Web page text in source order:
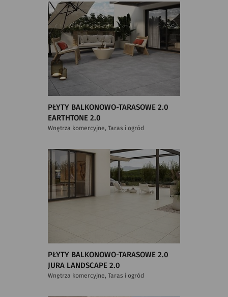
PŁYTY BALKONOWO-TARASOWE 2.0
EARTHTONE 2.0
Wnętrza komercyjne, Taras i ogród
PŁYTY BALKONOWO-TARASOWE 2.0
JURA LANDSCAPE 2.0
Wnętrza komercyjne, Taras i ogród